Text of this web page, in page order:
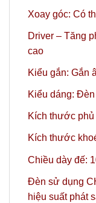
Xoay góc: Có
Driver – Tăng
cao
Kiểu gắn: Gắn
Kiểu dáng:
Kích thước phủ
Kích thước
Chiều dày đế:
Đèn sử dụng
hiệu suất phát